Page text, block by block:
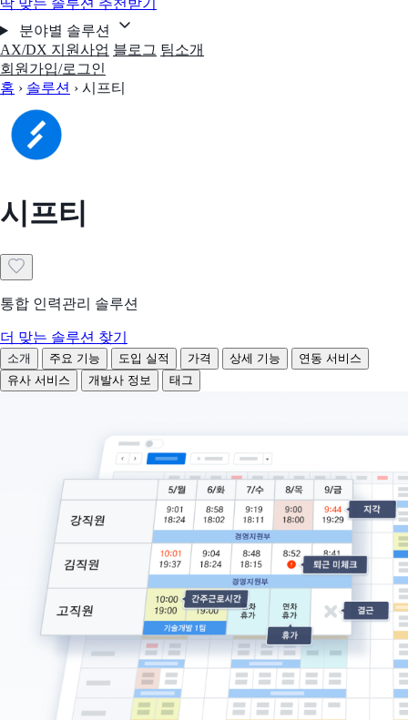
딱 맞는 솔루션 추천받기
분야별 솔루션
AX/DX 지원사업 블로그 팀소개
회원가입/로그인
홈 › 솔루션 › 시프티
시프티
통합 인력관리 솔루션
더 맞는 솔루션 찾기
소개 주요 기능 도입 실적 가격 상세 기능
연동 서비스
유사 서비스
개발사 정보 태그